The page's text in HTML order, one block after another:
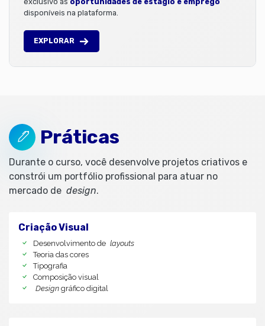
disponíveis na plataforma.
EXPLORAR
Práticas
Durante o curso, você desenvolve projetos criativos e
constrói um portfólio profissional para atuar no
mercado de design.
Criação Visual
Desenvolvimento de layouts
Teoria das cores
Tipografia
Composição visual
Design gráfico digital